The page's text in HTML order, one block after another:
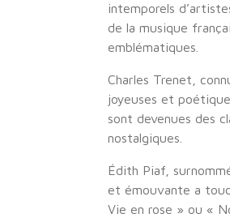
intemporels
de la musique
emblématiques.
Charles Trenet,
joyeuses et
sont devenues des
nostalgiques.
Édith Piaf,
et émouvante a
Vie en rose » ou «